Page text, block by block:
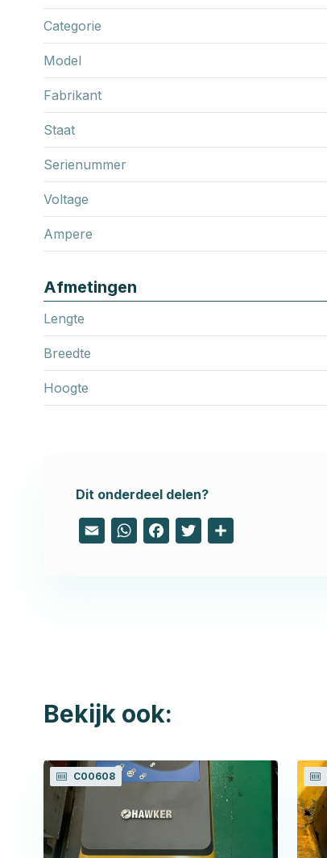
Categorie
Model
Fabrikant
Staat
Serienummer
Voltage
Ampere
Afmetingen
Lengte
Breedte
Hoogte
Dit onderdeel delen?
Email WhatsApp
FacebookTwitter
Bekijk ook:
C00608